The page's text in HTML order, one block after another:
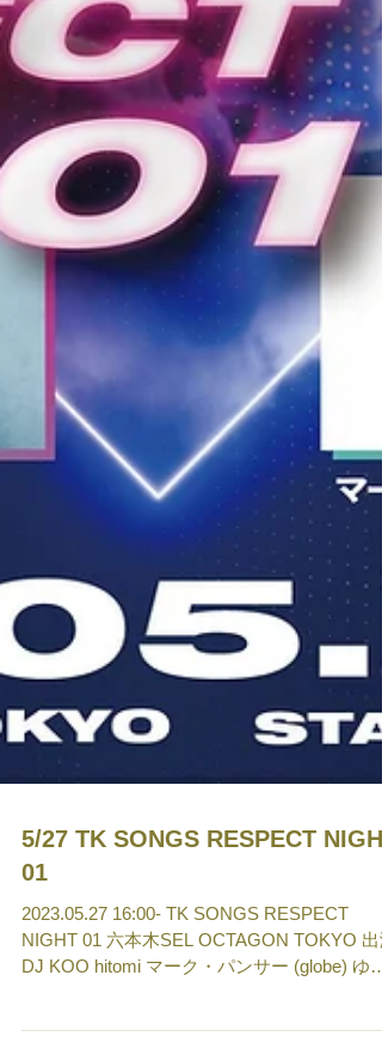
5/27 TK SONGS RESPECT
01
NIGHT 01 六本木SEL OCTAGON TOKYO 出